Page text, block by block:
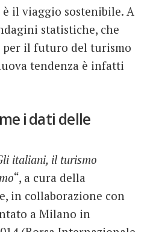
il viaggio sostenibile. A
statistiche, che
per il futuro del turismo
tendenza è infatti
i dati delle
italiani, il turismo
“, a cura della
in collaborazione con
a Milano in